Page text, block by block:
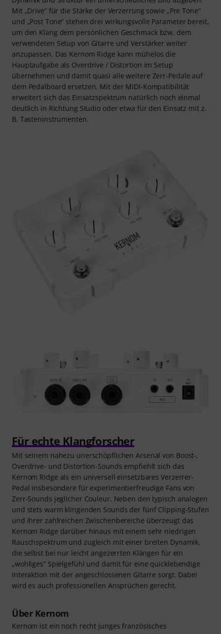
Mit „Drive“ für die Stärke der Verzerrung sowie „Pre Tone“
und „Post Tone“ stehen drei wirkungsvolle Parameter bereit,
um den Klang dem persönlichen Geschmack bzw. dem
verwendeten Setup von Gitarre und Verstärker weiter
anzupassen. Das Kernom Ridge kann mühelos die
Hauptaufgabe als Overdrive / Distortion im Setup
übernehmen und damit quasi alle weitere Zerr-Pedale auf
dem Pedalboard ersetzen. Mit der MIDI-Kompatibilität
erweitert sich das Einsatzspektrum natürlich noch einmal
deutlich in Richtung Studio oder etwa für den Einsatz mit z.
B. Tasteninstrumenten.
Für echte Klangforscher
Mit seinem nahezu unerschöpflichen Arsenal von Boost-,
Overdrive- und Distortion-Sounds empfiehlt sich das
Kernom Ridge als ein universell einsetzbares Verzerrer-
Pedal insbesondere für experimentierfreudige Fans von
Zerr-Sounds jeglicher Couleur. Neben den typisch analogen
und stets warm klingenden Sounds der fünf Clipping-Stufen
und ihrer zahlreichen Zwischenbereiche überzeugt das
Kernom Ridge darüber hinaus mit einem sehr niedrigen
Rauschspektrum und zugleich mit einer breiten Dynamik,
die selbst bei nur leicht angezerrten Klängen für ein
„wohliges“ Spielgefühl und damit für eine quicklebendige
Interaktion mit der angeschlossenen Gitarre sorgt. Dabei
wird es auch professionellen Ansprüchen gerecht.
Über Kernom
Kernom ist ein noch recht junges französisches